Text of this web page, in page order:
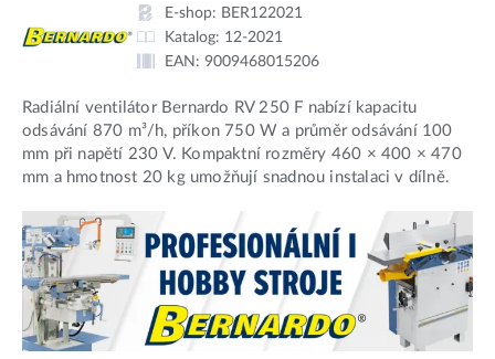
E-shop: BER122021
Katalog: 12-2021
EAN: 9009468015206
Radiální ventilátor Bernardo RV 250 F nabízí kapacitu
odsávání 870 m³/h, příkon 750 W a průměr odsávání 100
mm při napětí 230 V. Kompaktní rozměry 460 × 400 × 470
mm a hmotnost 20 kg umožňují snadnou instalaci v dílně.